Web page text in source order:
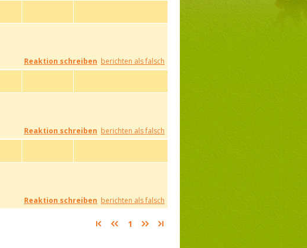
Reaktion schreiben berichten als falsch
Reaktion schreiben berichten als falsch
Reaktion schreiben berichten als falsch
1